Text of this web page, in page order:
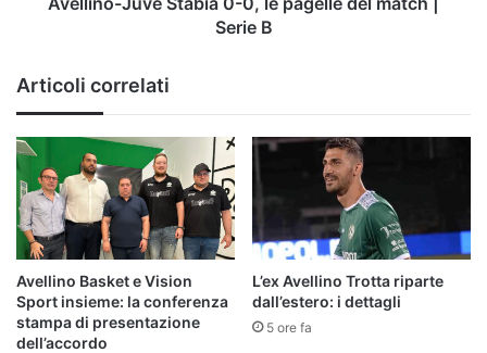
Serie B
Articoli correlati
Avellino Basket e Vision
Sport insieme: la conferenza
stampa di presentazione
dell’accordo
L’ex Avellino Trotta riparte
dall’estero: i dettagli
5 ore fa